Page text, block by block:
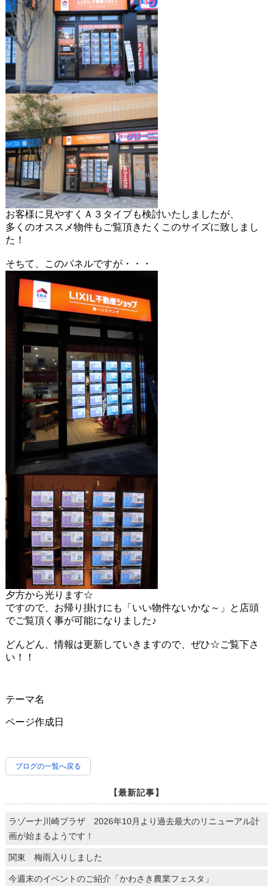
お客様に見やすくＡ３タイプも検討いたしましたが、
多くのオススメ物件もご覧頂きたくこのサイズに致しまし
た！
そちて、このパネルですが・・・
夕方から光ります☆
ですので、お帰り掛けにも「いい物件ないかな～」と店頭
でご覧頂く事が可能になりました♪
どんどん、情報は更新していきますので、ぜひ☆ご覧下さ
い！！
テーマ名
ページ作成日
ブログの一覧へ戻る
【最新記事】
ラゾーナ川崎プラザ 2026年10月より過去最大のリニューアル計
画が始まるようです！
関東 梅雨入りしました
今週末のイベントのご紹介「かわさき農業フェスタ」